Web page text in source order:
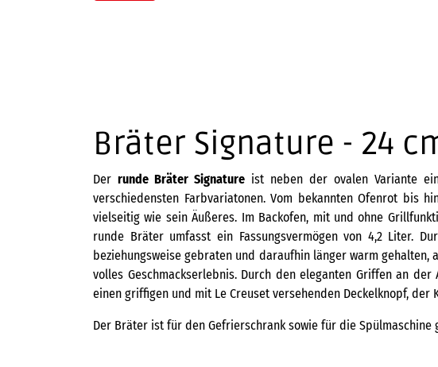
Bräter Signature - 24
DerrundeBräter Signature ist neben der ovalen Variante
verschiedensten Farbvariatonen. Vom bekannten Ofenrot bis
vielseitig wie sein Äußeres. Im Backofen, mit und ohne
runde Bräter umfasst ein Fassungsvermögen von 4,2 Liter.
beziehungsweise gebraten und daraufhin länger warm
volles Geschmackserlebnis. Durch den eleganten Griffen an
einen griffigen und mit Le Creuset versehenden Deckelknopf, der
Der Bräter ist für den Gefrierschrank sowie für die Spülmaschine